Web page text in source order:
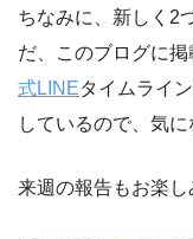
ちなみに、新しく2
だ、このブログに掲
式LINEタイムライ
しているので、気
来週の報告もお楽し